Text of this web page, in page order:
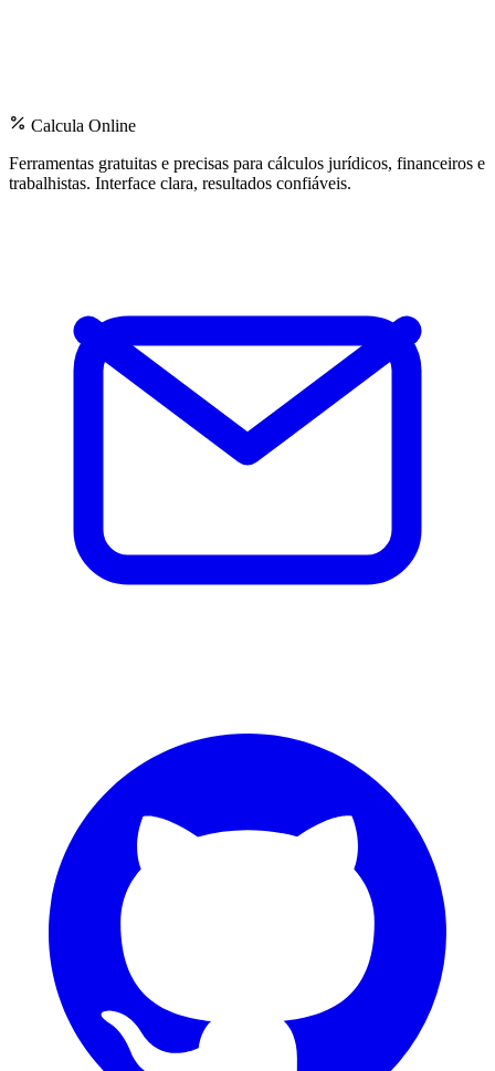
Calcula Online
Ferramentas gratuitas e precisas para cálculos jurídicos, financeiros e
trabalhistas. Interface clara, resultados confiáveis.